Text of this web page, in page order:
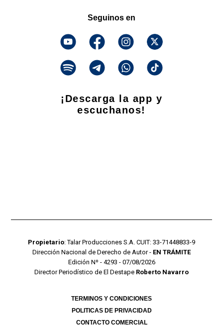
Seguinos en
¡Descarga la app y
escuchanos!
Propietario: Talar Producciones S.A. CUIT: 33-71448833-9
Dirección Nacional de Derecho de Autor - EN TRÁMITE
Edición Nº - 4293 - 07/08/2026
Director Periodístico de El Destape Roberto Navarro
TERMINOS Y CONDICIONES
POLITICAS DE PRIVACIDAD
CONTACTO COMERCIAL